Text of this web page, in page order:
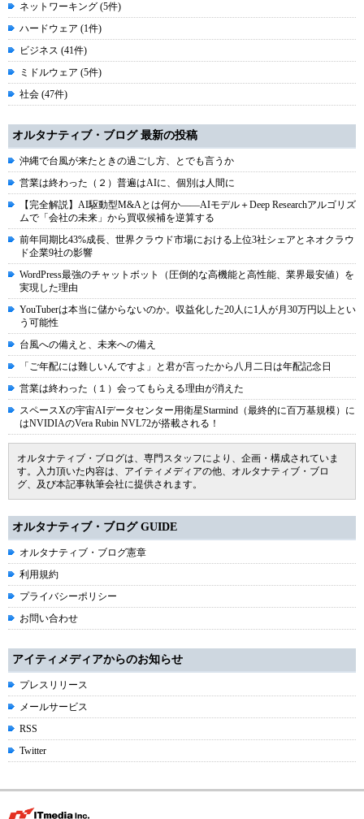
ネットワーキング (5件)
ハードウェア (1件)
ビジネス (41件)
ミドルウェア (5件)
社会 (47件)
オルタナティブ・ブログ 最新の投稿
沖縄で台風が来たときの過ごし方、とでも言うか
営業は終わった（２）普遍はAIに、個別は人間に
【完全解説】AI駆動型M&Aとは何か――AIモデル＋Deep Researchアルゴリズ
ムで「会社の未来」から買収候補を逆算する
前年同期比43%成長、世界クラウド市場における上位3社シェアとネオクラウ
ド企業9社の影響
WordPress最強のチャットボット（圧倒的な高機能と高性能、業界最安値）を
実現した理由
YouTuberは本当に儲からないのか。収益化した20人に1人が月30万円以上とい
う可能性
台風への備えと、未来への備え
「ご年配には難しいんですよ」と君が言ったから八月二日は年配記念日
営業は終わった（１）会ってもらえる理由が消えた
スペースXの宇宙AIデータセンター用衛星Starmind（最終的に百万基規模）に
はNVIDIAのVera Rubin NVL72が搭載される！
オルタナティブ・ブログは、専門スタッフにより、企画・構成されていま
す。入力頂いた内容は、アイティメディアの他、オルタナティブ・ブロ
グ、及び本記事執筆会社に提供されます。
オルタナティブ・ブログ GUIDE
オルタナティブ・ブログ憲章
利用規約
プライバシーポリシー
お問い合わせ
アイティメディアからのお知らせ
プレスリリース
メールサービス
RSS
Twitter